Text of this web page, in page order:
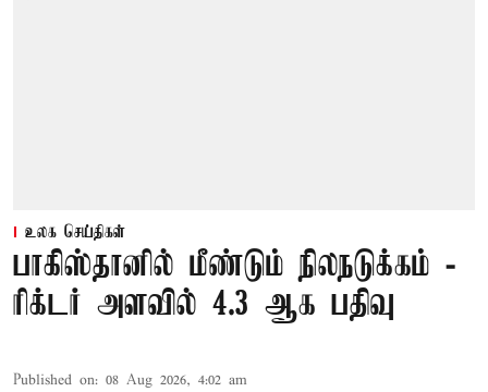
உலக செய்திகள்
பாகிஸ்தானில் மீண்டும் நிலநடுக்கம் -
ரிக்டர் அளவில் 4.3 ஆக பதிவு
Published on: 08 Aug 2026, 4:02 am